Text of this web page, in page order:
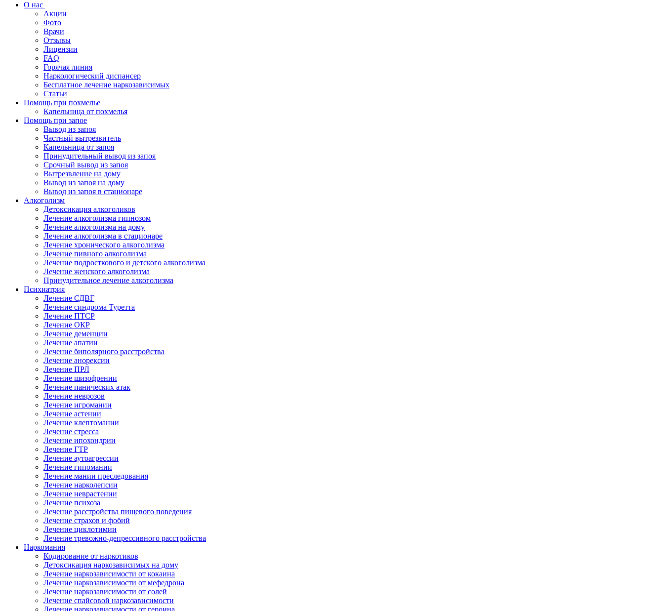
О нас
Акции
Фото
Врачи
Отзывы
Лицензии
FAQ
Горячая линия
Наркологический диспансер
Бесплатное лечение наркозависимых
Статьи
Помощь при похмелье
Капельница от похмелья
Помощь при запое
Вывод из запоя
Частный вытрезвитель
Капельница от запоя
Принудительный вывод из запоя
Срочный вывод из запоя
Вытрезвление на дому
Вывод из запоя на дому
Вывод из запоя в стационаре
Алкоголизм
Детоксикация алкоголиков
Лечение алкоголизма гипнозом
Лечение алкоголизма на дому
Лечение алкоголизма в стационаре
Лечение хронического алкоголизма
Лечение пивного алкоголизма
Лечение подросткового и детского алкоголизма
Лечение женского алкоголизма
Принудительное лечение алкоголизма
Психиатрия
Лечение СДВГ
Лечение синдрома Туретта
Лечение ПТСР
Лечение ОКР
Лечение деменции
Лечение апатии
Лечение биполярного расстройства
Лечение анорексии
Лечение ПРЛ
Лечение шизофрении
Лечение панических атак
Лечение неврозов
Лечение игромании
Лечение астении
Лечение клептомании
Лечение стресса
Лечение ипохондрии
Лечение ГТР
Лечение аутоагрессии
Лечение гипомании
Лечение мании преследования
Лечение нарколепсии
Лечение неврастении
Лечение психоза
Лечение расстройства пищевого поведения
Лечение страхов и фобий
Лечение циклотимии
Лечение тревожно-депрессивного расстройства
Наркомания
Кодирование от наркотиков
Детоксикация наркозависимых на дому
Лечение наркозависимости от кокаина
Лечение наркозависимости от мефедрона
Лечение наркозависимости от солей
Лечение спайсовой наркозависимости
Лечение наркозависимости от героина